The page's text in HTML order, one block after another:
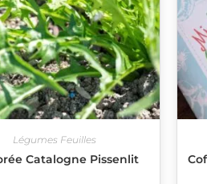
Légumes Feuilles
Catalogne Pissenlit